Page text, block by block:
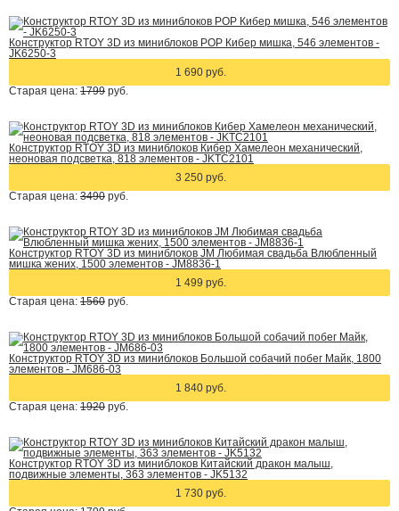
Конструктор RTOY 3D из миниблоков POP Кибер мишка, 546 элементов -
JK6250-3
1 690 руб.
Старая цена: 1799 руб.
Конструктор RTOY 3D из миниблоков Кибер Хамелеон механический,
неоновая подсветка, 818 элементов - JKTC2101
3 250 руб.
Старая цена: 3490 руб.
Конструктор RTOY 3D из миниблоков JM Любимая свадьба Влюбленный
мишка жених, 1500 элементов - JM8836-1
1 499 руб.
Старая цена: 1560 руб.
Конструктор RTOY 3D из миниблоков Большой собачий побег Майк, 1800
элементов - JM686-03
1 840 руб.
Старая цена: 1920 руб.
Конструктор RTOY 3D из миниблоков Китайский дракон малыш,
подвижные элементы, 363 элементов - JK5132
1 730 руб.